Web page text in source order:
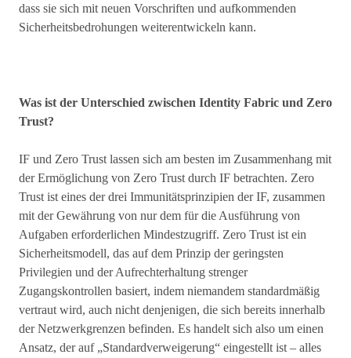
dass sie sich mit neuen Vorschriften und aufkommenden
Sicherheitsbedrohungen weiterentwickeln kann.
Was ist der Unterschied zwischen Identity Fabric und Zero
Trust?
IF und Zero Trust lassen sich am besten im Zusammenhang mit
der Ermöglichung von Zero Trust durch IF betrachten. Zero
Trust ist eines der drei Immunitätsprinzipien der IF, zusammen
mit der Gewährung von nur dem für die Ausführung von
Aufgaben erforderlichen Mindestzugriff. Zero Trust ist ein
Sicherheitsmodell, das auf dem Prinzip der geringsten
Privilegien und der Aufrechterhaltung strenger
Zugangskontrollen basiert, indem niemandem standardmäßig
vertraut wird, auch nicht denjenigen, die sich bereits innerhalb
der Netzwerkgrenzen befinden. Es handelt sich also um einen
Ansatz, der auf „Standardverweigerung“ eingestellt ist – alles